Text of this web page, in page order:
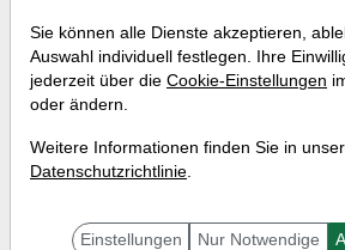
Wie man mit Aktien
verdient: Das sind
Aktien nach der
Referent:Simon Betschinger
Uhr
Sie können alle Dienste akzeptieren,
Auswahl individuell festlegen. Ihre
jederzeit über die Cookie-Einstellungen
oder ändern.
Weitere Informationen finden Sie in
Datenschutzrichtlinie.
Einstellungen Nur Notwendige